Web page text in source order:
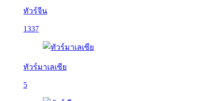
ทัวร์จีน
1337
ทัวร์มาเลเซีย
5